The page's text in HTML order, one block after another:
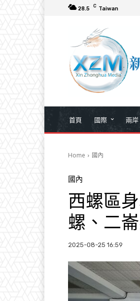
28.5 C Taiwan
首頁 國際 兩岸
Home 國內
國內
西螺區
螺、二
2025-08-25 16:59